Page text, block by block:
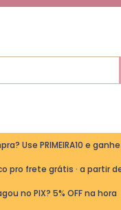
Use PRIMEIRA10 e
pro frete grátis · a partir
no PIX? 5% OFF na hora